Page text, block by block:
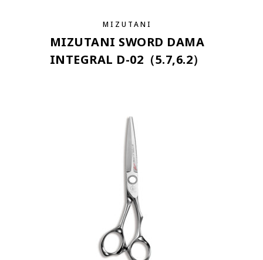
MIZUTANI
MIZUTANI SWORD DAMA
INTEGRAL D-02（5.7,6.2）